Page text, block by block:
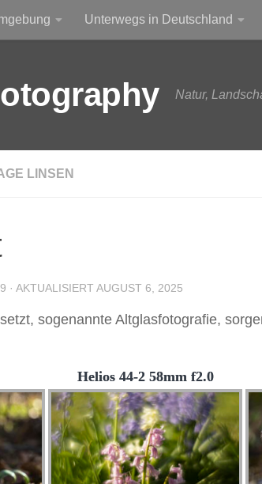
Unterwegs in Deutschland
Natur,
LINSEN
· AKTUALISIERT AUGUST 6, 2025
sogenannte Altglasfotografie,
Helios 44-2 58mm f2.0